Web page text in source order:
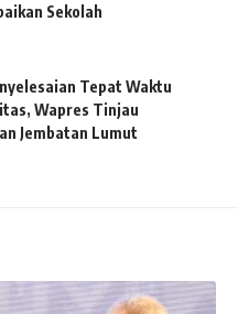
Sekolah
Tepat Waktu
Wapres Tinjau
Jembatan Lumut